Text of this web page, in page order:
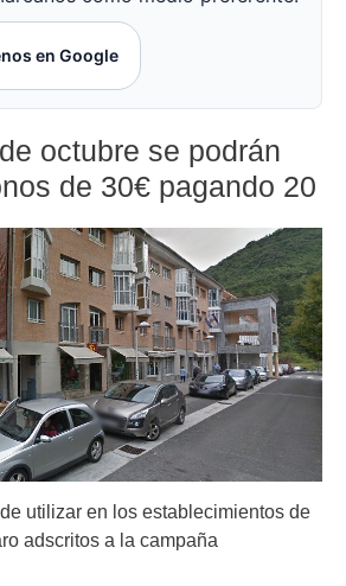
en Google
octubre se podrán
de 30€ pagando 20
utilizar en los establecimientos de
adscritos a la campaña